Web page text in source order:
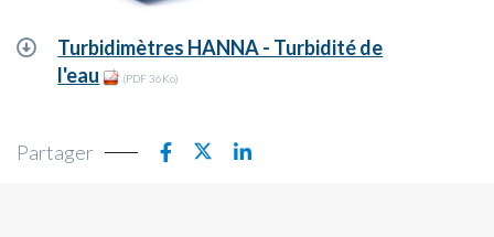
Turbidimètres HANNA - Turbidité de
l'eau
(PDF 36Ko)
Partager